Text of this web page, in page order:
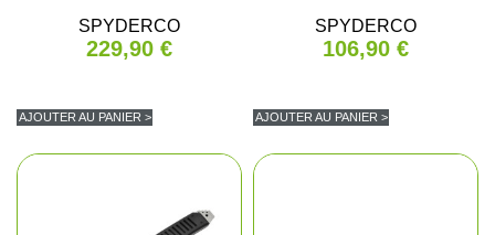
SPYDERCO
229,90 €
AJOUTER AU PANIER >
SPYDERCO
106,90 €
AJOUTER AU PANIER >